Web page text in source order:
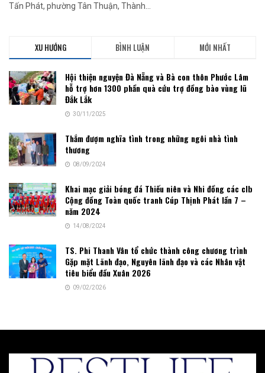
Tấn Phát, phường Tân Thuận, Thành...
XU HƯỚNG BÌNH LUẬN MỚI NHẤT
Hội thiện nguyện Đà Nẵng và Bà con thôn Phước Lâm
hỗ trợ hơn 1300 phần quà cứu trợ đồng bào vùng lũ
Đắk Lắk
30/11/2025
Thắm đượm nghĩa tình trong những ngôi nhà tình
thương
08/09/2024
Khai mạc giải bóng đá Thiếu niên và Nhi đồng các clb
Cộng đồng Toàn quốc tranh Cúp Thịnh Phát lần 7 –
năm 2024
14/08/2024
TS. Phi Thanh Vân tổ chức thành công chương trình
Gặp mặt Lãnh đạo, Nguyên lãnh đạo và các Nhân vật
tiêu biểu đầu Xuân 2026
09/02/2026